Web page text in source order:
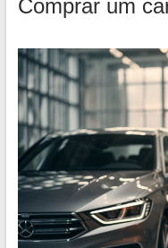
Comprar um